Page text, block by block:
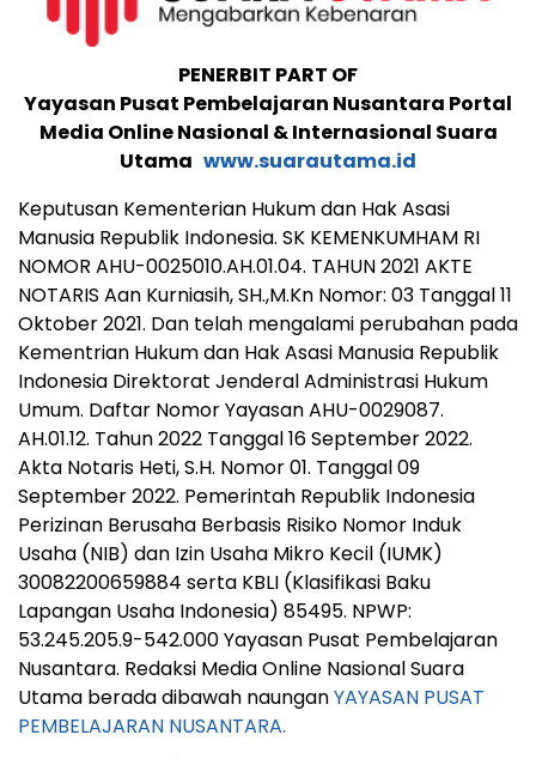
PENERBIT PART OF
Yayasan Pusat Pembelajaran Nusantara Portal
Media Online Nasional & Internasional Suara
Utama www.suarautama.id
Keputusan Kementerian Hukum dan Hak Asasi
Manusia Republik Indonesia. SK KEMENKUMHAM RI
NOMOR AHU-0025010.AH.01.04. TAHUN 2021 AKTE
NOTARIS Aan Kurniasih, SH.,M.Kn Nomor: 03 Tanggal 11
Oktober 2021. Dan telah mengalami perubahan pada
Kementrian Hukum dan Hak Asasi Manusia Republik
Indonesia Direktorat Jenderal Administrasi Hukum
Umum. Daftar Nomor Yayasan AHU-0029087.
AH.01.12. Tahun 2022 Tanggal 16 September 2022.
Akta Notaris Heti, S.H. Nomor 01. Tanggal 09
September 2022. Pemerintah Republik Indonesia
Perizinan Berusaha Berbasis Risiko Nomor Induk
Usaha (NIB) dan Izin Usaha Mikro Kecil (IUMK)
30082200659884 serta KBLI (Klasifikasi Baku
Lapangan Usaha Indonesia) 85495. NPWP:
53.245.205.9-542.000 Yayasan Pusat Pembelajaran
Nusantara. Redaksi Media Online Nasional Suara
Utama berada dibawah naunganYAYASAN PUSAT
PEMBELAJARAN NUSANTARA.